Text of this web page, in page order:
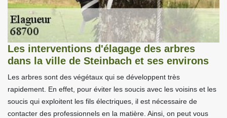
Les interventions d'élagage des arbres
dans la ville de Steinbach et ses environs
Les arbres sont des végétaux qui se développent très
rapidement. En effet, pour éviter les soucis avec les voisins et les
soucis qui exploitent les fils électriques, il est nécessaire de
contacter des professionnels en la matière. Ainsi, on peut vous